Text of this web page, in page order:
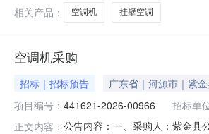
相关产品：
空调机 挂壁空调
空调机采购
招标｜招标预告 广东省｜河源市｜紫
项目编号： 441621-2026-00966 招标单
正文内容： 公告内容：一、采购人：紫金县